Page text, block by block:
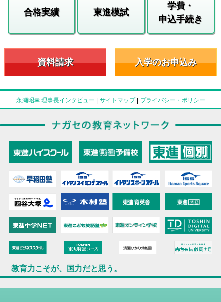
合格実績 東進模試
学費・
申込手続き
資料請求 入学のお申込み
永瀬昭幸 理事長インタビュー | サイトマップ| プライバシー・ポリシー
教育力こそが、国力だと思う。